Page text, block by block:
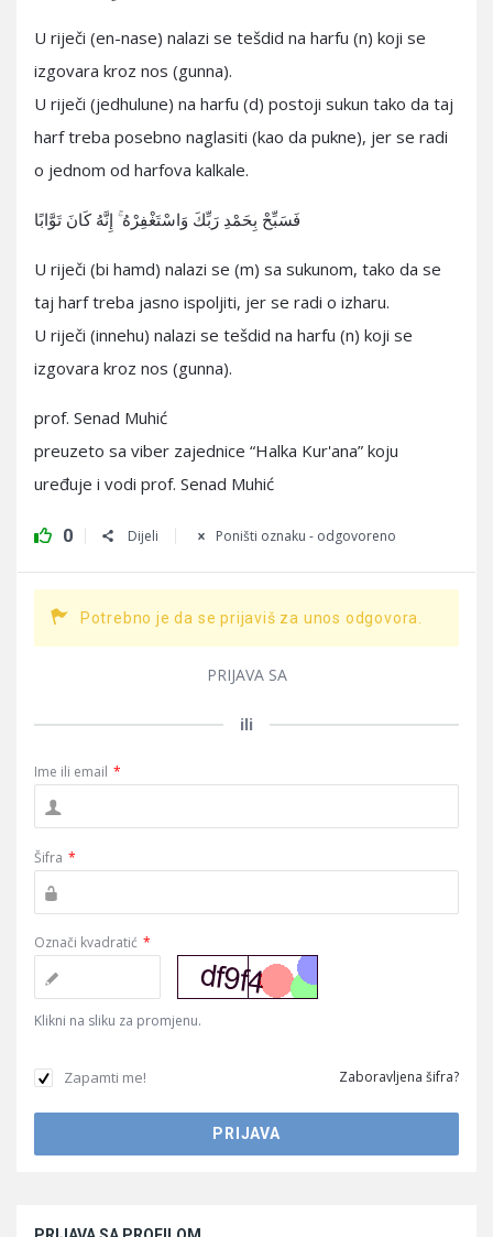
U riječi (en-nase) nalazi se tešdid na harfu (n) koji se
izgovara kroz nos (gunna).
U riječi (jedhulune) na harfu (d) postoji sukun tako da taj
harf treba posebno naglasiti (kao da pukne), jer se radi
o jednom od harfova kalkale.
فَسَبِّحْ بِحَمْدِ رَبِّكَ وَاسْتَغْفِرْهُ ۚ إِنَّهُ كَانَ تَوَّابًا
U riječi (bi hamd) nalazi se (m) sa sukunom, tako da se
taj harf treba jasno ispoljiti, jer se radi o izharu.
U riječi (innehu) nalazi se tešdid na harfu (n) koji se
izgovara kroz nos (gunna).
prof. Senad Muhić
preuzeto sa viber zajednice “Halka Kur'ana” koju
uređuje i vodi prof. Senad Muhić
0 Dijeli Poništi oznaku - odgovoreno
Potrebno je da se prijaviš za unos odgovora.
PRIJAVA SA
ili
Ime ili email *
Šifra *
Označi kvadratić *
Klikni na sliku za promjenu.
Zapamti me! Zaboravljena šifra?